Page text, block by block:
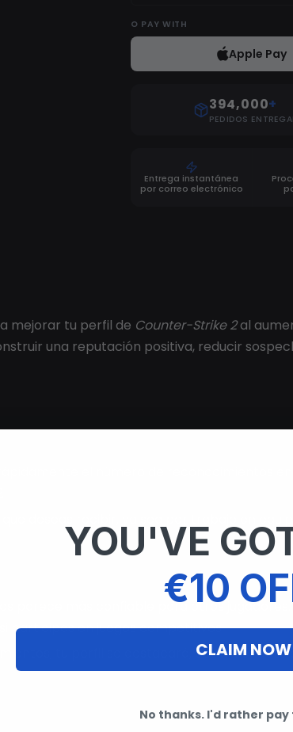
O PAY WITH
Apple Pay
394,000+
PEDIDOS
Entrega instantánea
por correo electrónico
mejorar tu perfil de Counter-Strike 2al
una reputación positiva, reducir
el número de reconocimientos
que deseas recibir, ya sea por trabajo en
parece más confiable para otros
participas en juegos competitivos.
tu perfil se destacará,
YOU'VE
€10
CLAIM NOW
No thanks. I'd rather